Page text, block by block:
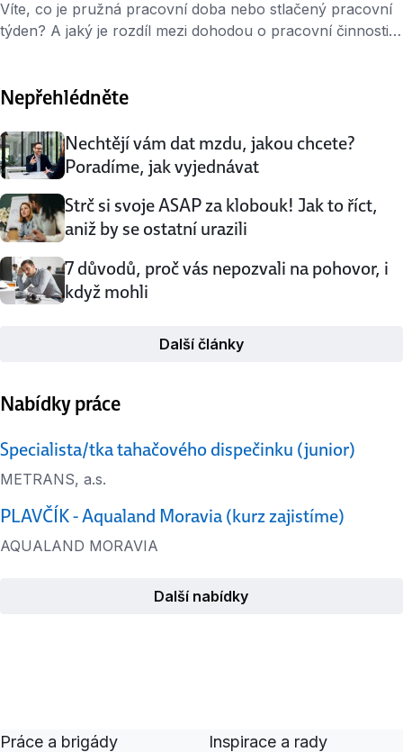
Víte, co je pružná pracovní doba nebo stlačený pracovní
týden? A jaký je rozdíl mezi dohodou o pracovní činnosti
a neurčitou V každé pracovní smlouvě musí být uvedeny
nástupu do zaměstnání. Jinak …
Nepřehlédněte
Nechtějí vám dat mzdu, jakou chcete?
Poradíme, jak vyjednávat
Strč si svoje ASAP za klobouk! Jak to říct,
aniž by se ostatní urazili
7 důvodů, proč vás nepozvali na pohovor, i
když mohli
Další články
Nabídky práce
Specialista/tka tahačového dispečinku (junior)
METRANS, a.s.
PLAVČÍK - Aqualand Moravia (kurz zajistíme)
AQUALAND MORAVIA
Další nabídky
Práce a brigády Inspirace a rady